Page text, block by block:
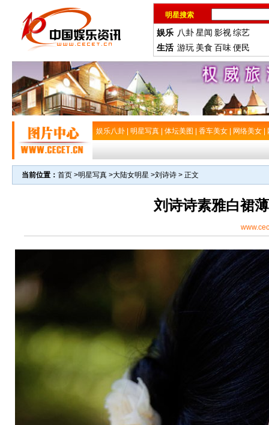
明星搜索
娱乐 八卦星闻 影视综艺
生活 游玩 美食 百味便民
娱乐八卦 明星写真 体坛美图 香车美女 网络美女
当前位置： 首页 >明星写真 >大陆女明星 >刘诗诗 > 正文
刘诗诗素雅白裙